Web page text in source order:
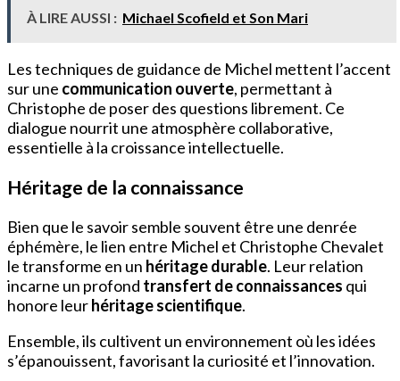
À LIRE AUSSI : Michael Scofield et Son Mari
Les techniques de guidance de Michel mettent l’accent
sur une communication ouverte, permettant à
Christophe de poser des questions librement. Ce
dialogue nourrit une atmosphère collaborative,
essentielle à la croissance intellectuelle.
Héritage de la connaissance
Bien que le savoir semble souvent être une denrée
éphémère, le lien entre Michel et Christophe Chevalet
le transforme en un héritage durable. Leur relation
incarne un profond transfert de connaissances qui
honore leurhéritage scientifique.
Ensemble, ils cultivent un environnement où les idées
s’épanouissent, favorisant la curiosité et l’innovation.